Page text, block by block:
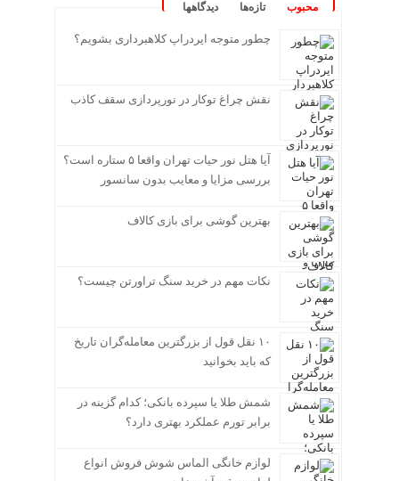
محبوب تازه‌ها دیدگاهها
چطور متوجه ایردراپ کلاهبرداری بشویم؟
نقش چراغ توکار در نورپردازی سقف کاذب
آیا هتل نور حیات تهران واقعا ۵ ستاره است؟
بررسی مزایا و معایب بدون سانسور
بهترین گوشی برای بازی کالاف
نکات مهم در خرید سنگ تراورتن چیست؟
۱۰ نقل قول از بزرگترین معامله‌گران تاریخ
که باید بخوانید
شمش طلا یا سپرده بانکی؛ کدام گزینه در
برابر تورم عملکرد بهتری دارد؟
لوازم خانگی الماس شوش فروش انواع